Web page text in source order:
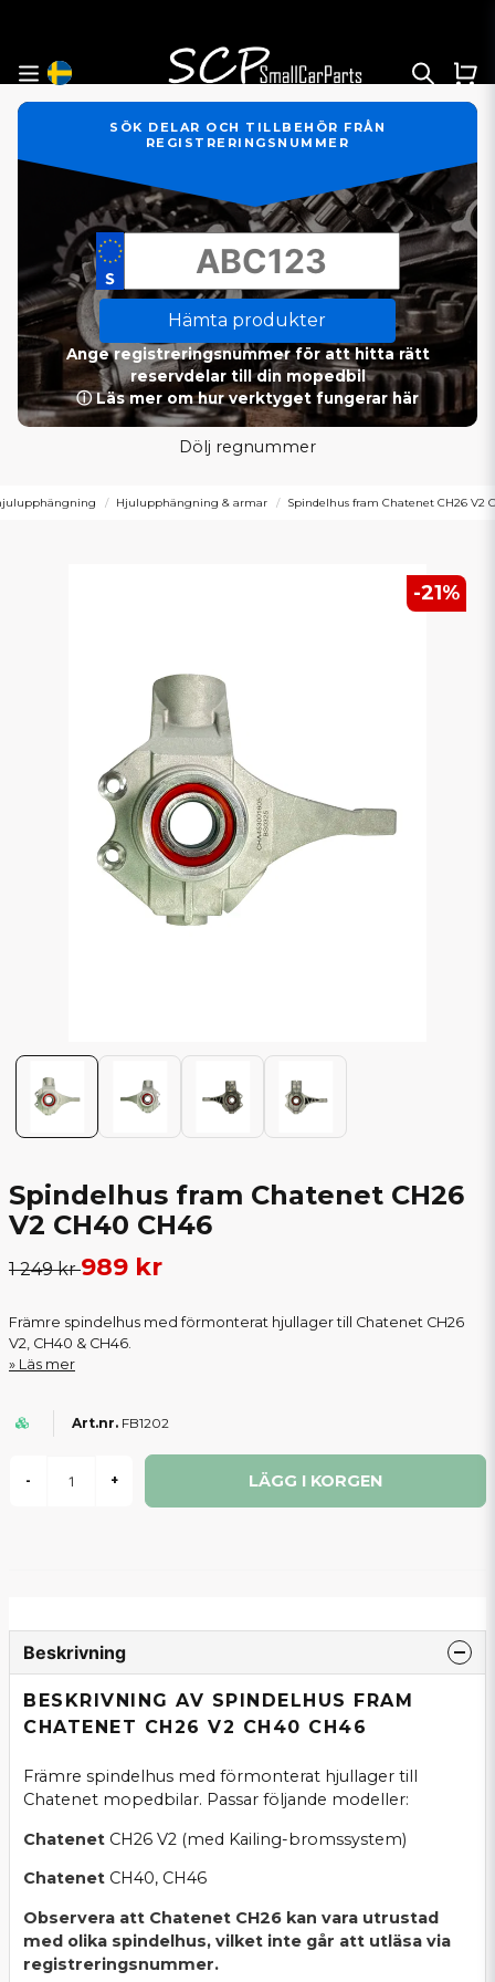
SÖK DELAR OCH TILLBEHÖR FRÅN
REGISTRERINGSNUMMER
Hämta produkter
Ange registreringsnummer för att hitta rätt
reservdelar till din mopedbil
ⓘ Läs mer om hur verktyget fungerar här
Dölj regnummer
Hjulupphängning & armar Spindelhus fram Chatenet CH26 V2
-21%
Spindelhus fram Chatenet CH26
V2 CH40 CH46
1 249 kr989 kr
Främre spindelhus med förmonterat hjullager till Chatenet CH26
V2, CH40 & CH46.
Läs mer
FB1202
- + LÄGG I KORGEN
Beskrivning
BESKRIVNING AV SPINDELHUS FRAM
CHATENET CH26 V2 CH40 CH46
Främre spindelhus med förmonterat hjullager till
Chatenet mopedbilar. Passar följande modeller:
Chatenet CH26 V2 (med Kailing-bromssystem)
Chatenet CH40, CH46
Observera att Chatenet CH26 kan vara utrustad
med olika spindelhus, vilket inte går att utläsa via
registreringsnummer.